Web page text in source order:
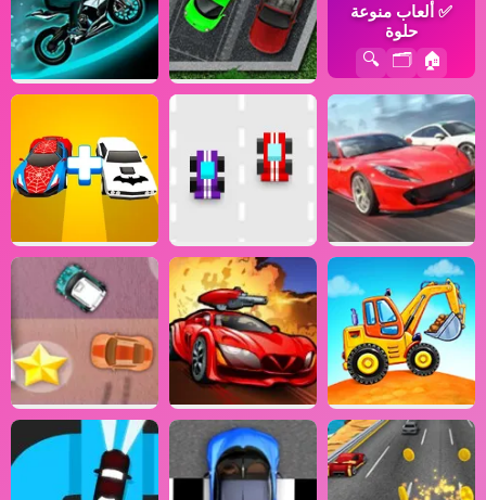
✅ ألعاب منوعة
حلوة
🏠
🗂️
🔍